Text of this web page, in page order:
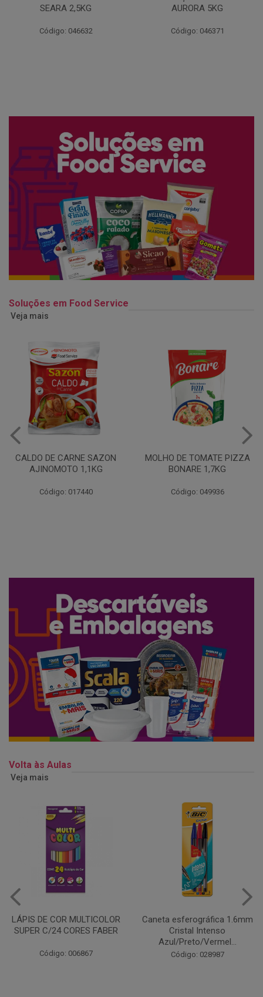
AURORA 5KG
Código: 046371
FATIADO PAKAN 200G
Código: 061522
Soluções em Food Service
Veja mais
MOLHO DE TOMATE PIZZA
BONARE 1,7KG
Código: 049936
MARGARINA USO
PROFISSIONAL 80% CUKIN
Código: 062469
Volta às Aulas
Veja mais
Caneta esferográfica 1.6mm
Cristal Intenso
Código: 028987
COLA EM BASTÃO 40G - LEO
& LEO
Código: 028164